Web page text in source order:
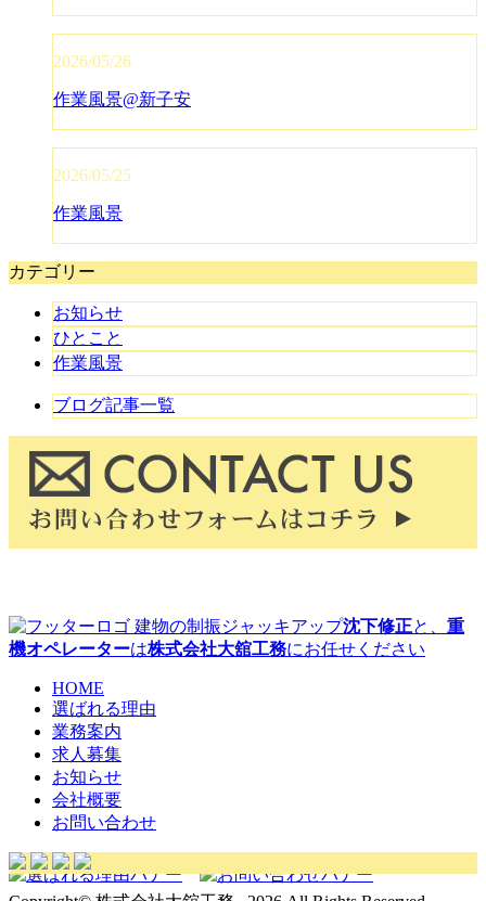
2026/05/26
作業風景@新子安
2026/05/25
作業風景
カテゴリー
お知らせ
ひとこと
作業風景
ブログ記事一覧
建物の制振ジャッキアップ沈下修正と、 重
機オペレーターは株式会社大舘工務にお任せください
HOME
選ばれる理由
業務案内
求人募集
お知らせ
会社概要
お問い合わせ